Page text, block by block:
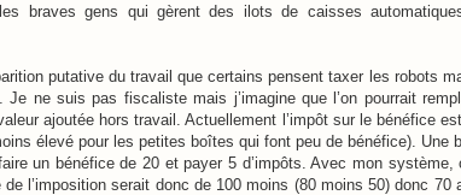
braves gens qui gèrent des ilots de caisses
putative du travail que certains pensent taxer les robots
ne suis pas fiscaliste mais j’imagine que l’on pourrait
ajoutée hors travail. Actuellement l’impôt sur le bénéfice
élevé pour les petites boîtes qui font peu de bénéfice). Une
un bénéfice de 20 et payer 5 d’impôts. Avec mon système,
de l’imposition serait donc de 100 moins (80 moins 50) donc